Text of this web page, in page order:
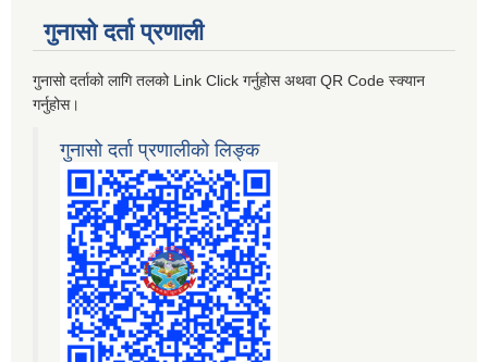
गुनासो दर्ता प्रणाली
गुनासो दर्ताको लागि तलको Link Click गर्नुहोस अथवा QR Code स्क्यान
गर्नुहोस।
गुनासो दर्ता प्रणालीको लिङ्क